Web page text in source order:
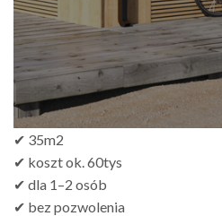
✔ 35m2
✔ koszt ok. 60tys
✔ dla 1–2 osób
✔ bez pozwolenia